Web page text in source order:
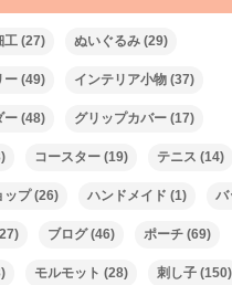
工 (27) ぬいぐるみ (29)
ー (49) インテリア小物 (37)
ー (48) グリップカバー (17)
コースター (19) テニス (14)
ップ(26) ハンドメイド (1) バ
ブログ(46) ポーチ (69)
モルモット (28) 刺し子 (150)